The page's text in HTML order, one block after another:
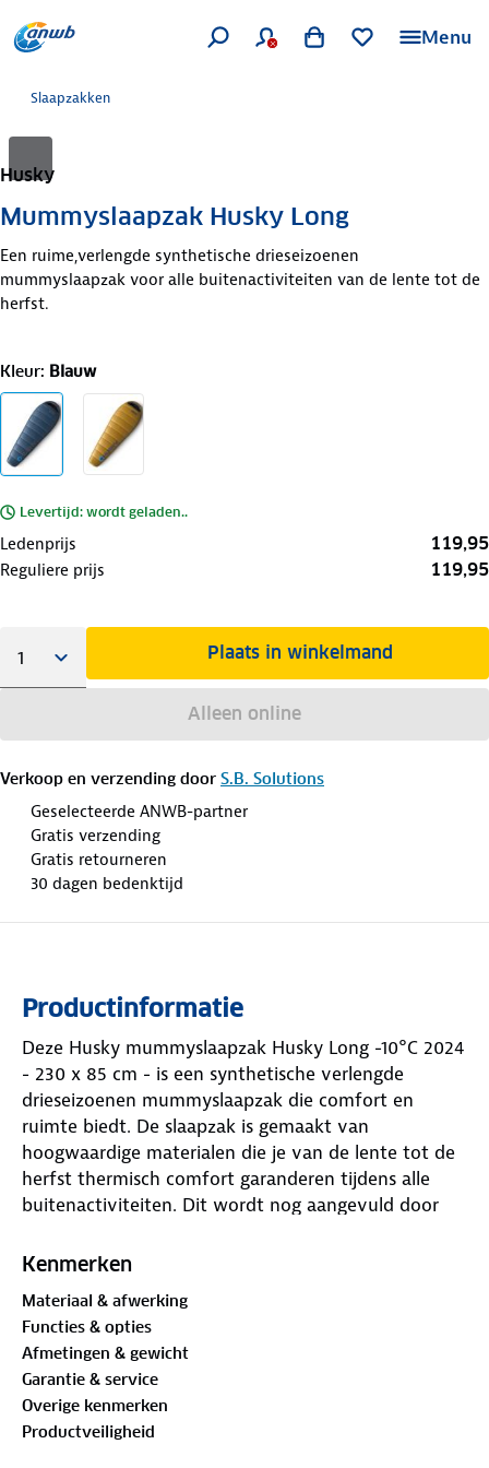
Menu
Slaapzakken
Husky
Mummyslaapzak Husky Long
Een ruime,verlengde synthetische drieseizoenen
mummyslaapzak voor alle buitenactiviteiten van de lente tot de
herfst.
Kleur: Blauw
Levertijd: wordt geladen..
Ledenprijs 119,95
Reguliere prijs 119,95
Plaats in winkelmand
Alleen online
Verkoop en verzending door S.B. Solutions
Geselecteerde ANWB-partner
Gratis verzending
Gratis retourneren
30 dagen bedenktijd
Productinformatie
Deze Husky mummyslaapzak Husky Long -10°C 2024
- 230 x 85 cm - is een synthetische verlengde
drieseizoenen mummyslaapzak die comfort en
ruimte biedt. De slaapzak is gemaakt van
hoogwaardige materialen die je van de lente tot de
herfst thermisch comfort garanderen tijdens alle
buitenactiviteiten. Dit wordt nog aangevuld door
Doordat deze slaapzak is verlengd bied de slaapzak
Onderstaand de specificaties voor de Husky Long
2024:
Hoogwaardige 1-kanaals holle vezelvulling voor
uitstekend thermisch comfort
Kenmerken
Materiaal & afwerking
Functies & opties
Afmetingen & gewicht
Garantie & service
Overige kenmerken
Productveiligheid